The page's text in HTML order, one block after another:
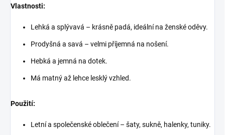
Vlastnosti:
Lehká a splývavá – krásně padá, ideální na ženské oděvy.
Prodyšná a savá – velmi příjemná na nošení.
Hebká a jemná na dotek.
Má matný až lehce lesklý vzhled.
Použití:
Letní a společenské oblečení – šaty, sukně, halenky, tuniky.